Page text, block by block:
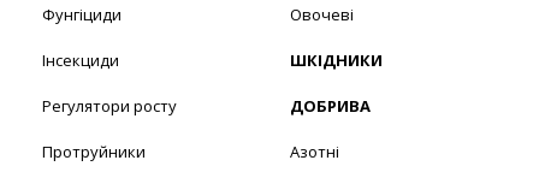
Фунгіциди
Інсекциди
Регулятори росту
Протруйники
Овочеві
ШКІДНИКИ
ДОБРИВА
Азотні